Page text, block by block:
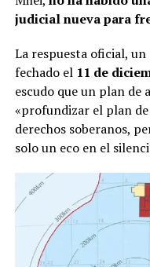
judicial nueva para
La respuesta oficial,
fechado el 11 de
escudo que un plan de
«profundizar el plan
derechos soberanos,
solo un eco en el